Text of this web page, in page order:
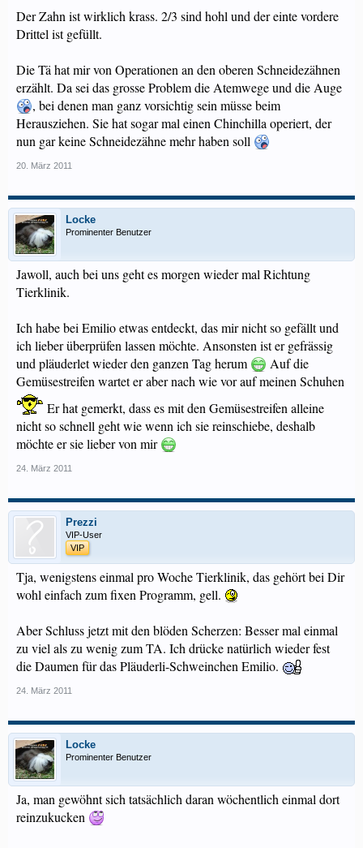
Der Zahn ist wirklich krass. 2/3 sind hohl und der einte vordere
Drittel ist gefüllt.
Die Tä hat mir von Operationen an den oberen Schneidezähnen
erzählt. Da sei das grosse Problem die Atemwege und die Auge
, bei denen man ganz vorsichtig sein müsse beim
Herausziehen. Sie hat sogar mal einen Chinchilla operiert, der
nun gar keine Schneidezähne mehr haben soll
20. März 2011
Locke
Prominenter Benutzer
Jawoll, auch bei uns geht es morgen wieder mal Richtung
Tierklinik.
Ich habe bei Emilio etwas entdeckt, das mir nicht so gefällt und
ich lieber überprüfen lassen möchte. Ansonsten ist er gefrässig
und pläuderlet wieder den ganzen Tag herum
Auf die
Gemüsestreifen wartet er aber nach wie vor auf meinen Schuhen
Er hat gemerkt, dass es mit den Gemüsestreifen alleine
nicht so schnell geht wie wenn ich sie reinschiebe, deshalb
möchte er sie lieber von mir
24. März 2011
Prezzi
VIP-User
VIP
Tja, wenigstens einmal pro Woche Tierklinik, das gehört bei Dir
wohl einfach zum fixen Programm, gell.
Aber Schluss jetzt mit den blöden Scherzen: Besser mal einmal
zu viel als zu wenig zum TA. Ich drücke natürlich wieder fest
die Daumen für das Pläuderli-Schweinchen Emilio.
24. März 2011
Locke
Prominenter Benutzer
Ja, man gewöhnt sich tatsächlich daran wöchentlich einmal dort
reinzukucken